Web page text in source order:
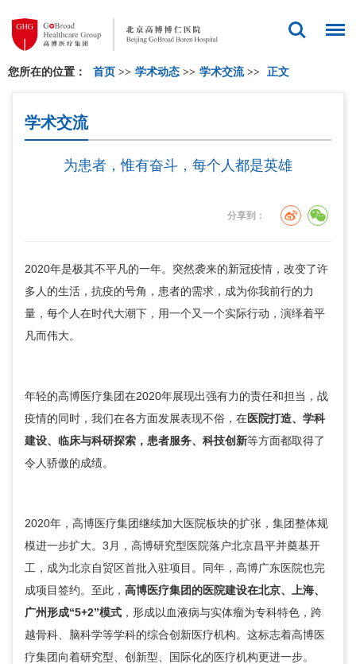
您所在的位置： 首页 >> 学术动态 >> 学术交流>> 正文
学术交流
为患者，惟有奋斗，每个人都是英雄
分享到：
2020年是极其不平凡的一年。突然袭来的新冠疫情，改变了许
多人的生活，抗疫的号角，患者的需求，成为你我前行的力
量，每个人在时代大潮下，用一个又一个实际行动，演绎着平
凡而伟大。
年轻的高博医疗集团在2020年展现出强有力的责任和担当，战
疫情的同时，我们在各方面发展表现不俗，在医院打造、学科
建设、临床与科研探索，患者服务、科技创新等方面都取得了
令人骄傲的成绩。
2020年，高博医疗集团继续加大医院板块的扩张，集团整体规
模进一步扩大。3月，高博研究型医院落户北京昌平并奠基开
工，成为北京自贸区首批入驻项目。同年，高博广东医院也完
成项目签约。至此， 高博医疗集团的医院建设在北京、上海、
广州形成“5+2”模式 ，形成以血液病与实体瘤为专科特色，跨
越骨科、脑科学等学科的综合创新医疗机构。这标志着高博医
疗集团向着研究型、创新型、国际化的医疗机构更进一步。